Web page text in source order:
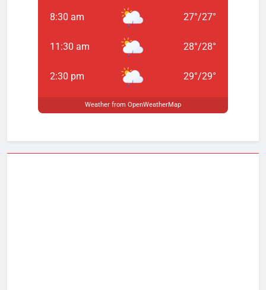
8:30 am 27°/27°
11:30 am 28°/28°
2:30 pm 29°/29°
Weather from OpenWeatherMap